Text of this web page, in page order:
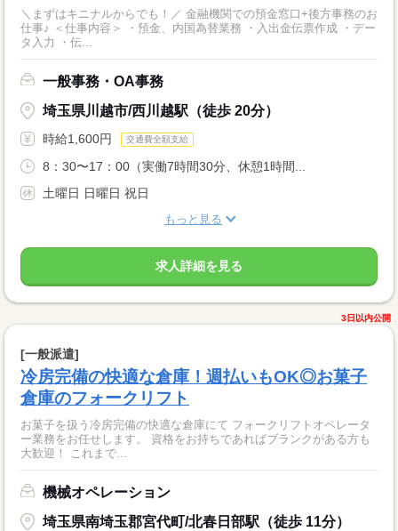
＼まずはキニナルからでも！／ 金融機関での預金窓口+後方事務のお
仕事♪ ＜仕事内容＞ ・預金、内国為替業務 ・入出金伝票作成 ・デー
タ入力 ・伝...
一般事務・OA事務
埼玉県川越市/西川越駅（徒歩 20分）
時給1,600円 交通費全額支給
8：30〜17：00（実働7時間30分、休憩1時間...
土曜日 日曜日 祝日
もっと見る
求人詳細を見る
3日以内公開
[一般派遣]
冷房完備の快適な倉庫！週払いもOK◎お菓子
倉庫のフォークリフト
お菓子を扱う冷房完備の快適な倉庫にて フォークリフトオペレータ
ー業務をお任せします。 資格をお持ちであればブランクがある方も
大歓迎！ これまで...
機械オペレーション
埼玉県南埼玉郡宮代町/北春日部駅（徒歩 11分）